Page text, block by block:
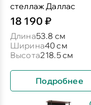
стеллаж Даллас
18 190 ₽
Длина53.8 см
Ширина40 см
Высота218.5 см
Подробнее